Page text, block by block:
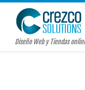
Diseño Web y Tiendas